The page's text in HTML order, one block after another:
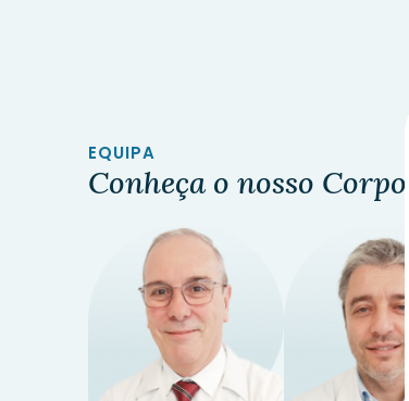
EQUIPA
Conheça o nosso